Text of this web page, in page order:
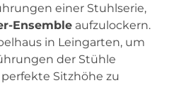
einer Stuhlserie,
Ensemble aufzulockern.
in Leingarten, um
der Stühle
Sitzhöhe zu